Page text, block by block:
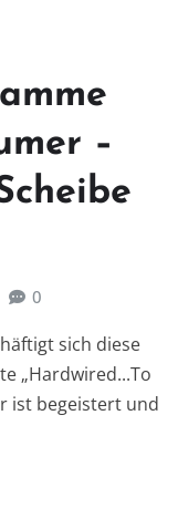
–
0
sich diese
„Hardwired...To
ist begeistert und